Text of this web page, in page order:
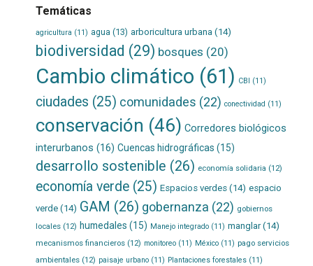
Temáticas
agricultura (11) agua (13) arboricultura urbana(14)
biodiversidad (29) bosques (20)
Cambio climático (61) CBI (11)
ciudades (25) comunidades (22) conectividad (11)
conservación (46) Corredores biológicos
interurbanos (16) Cuencas hidrográficas (15)
desarrollo sostenible (26) economía solidaria (12)
economía verde(25) Espacios verdes(14) espacio
verde(14) GAM (26) gobernanza (22) gobiernos
locales(12) humedales (15) Manejo integrado(11) manglar(14)
mecanismos financieros(12) monitoreo(11) México(11) pago servicios
ambientales(12) paisaje urbano(11) Plantaciones forestales(11)